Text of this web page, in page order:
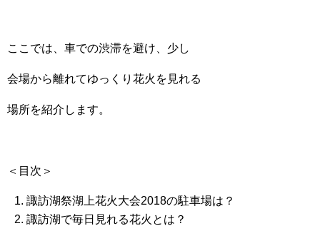
ここでは、車での渋滞を避け、少し
会場から離れてゆっくり花火を見れる
場所を紹介します。
＜目次＞
諏訪湖祭湖上花火大会2018の駐車場は？
諏訪湖で毎日見れる花火とは？